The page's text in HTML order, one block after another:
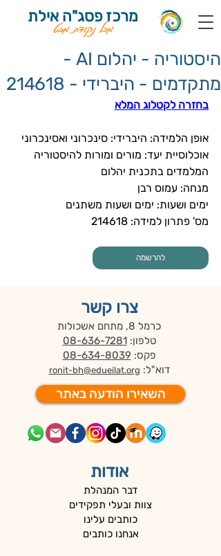
מרכז פסג"ה אילת
מכל נקודת מבט
היסטוריה - יהלום AI -
מתקדמים - היברידי - 214618
בחזרה לקטלוג המלא
אופן הלמידה: היברידי: סינכרוני ואסינכרוני
אוכלוסיית יעד: מורים ומורות להיסטוריה
המלמדים בתכנית יהלום
מנחה: עמוס רבן
ימים ושעות: ימים ושעות משתנים
מס' פתרון למידה: 214618
להרשמה
צרו קשר
כרמל 8, מתחם אשכולות
טלפון: 08-636-7281
פקס: 08-634-8039
דוא"ל: ronit-bh@edueilat.org
השאירו הודעה באתר
אודות
דבר המנהלת
צוות ובעלי תפקידים
כותבים עלינו
אנחנו כותבים